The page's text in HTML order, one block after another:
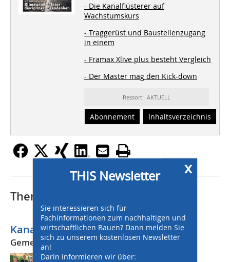
- Die Kanalflüsterer auf
Wachstumskurs
- Traggerüst und Baustellenzugang
in einem
- Framax Xlive plus besteht Vergleich
- Der Master mag den Kick-down
Ressort: AKTUELL
Abonnement Inhaltsverzeichnis
x
THIS Newsletter
Sie interessieren sich für
Fachinformationen zum nachhaltigen und
wirtschaftlichen Bauen? Dann melden Sie
sich zu unserem kostenlosen Newsletter
an!
Darin informieren wir über:
Thematisch passende Artikel:
Kanalgipfel 2016
Gemeinsam unterirdische Werte erhalten
Mit einer Länge von 540.723 km [1 ]